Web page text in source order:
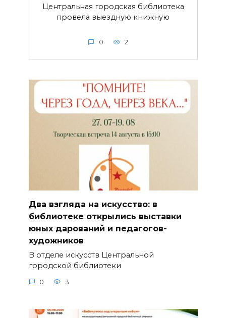
Центральная городская библиотека
провела выездную книжную
0 2
Два взгляда на искусство: в
библиотеке открылись выставки
юных дарований и педагогов-
художников
В отделе искусств Центральной
городской библиотеки
0 3